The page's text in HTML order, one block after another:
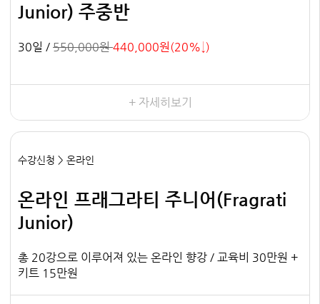
Junior) 주중반
30일 / 550,000원440,000원(20%↓)
+ 자세히보기
수강신청 > 온라인
온라인 프래그라티 주니어(Fragrati
Junior)
총 20강으로 이루어져 있는 온라인 향강 / 교육비 30만원 +
키트 15만원